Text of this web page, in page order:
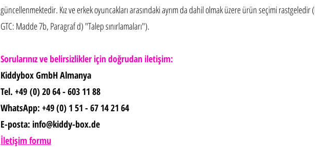
güncellenmektedir. Kız ve erkek oyuncakları arasındaki ayrım da dahil olmak üzere ürün seçimi
GTC: Madde 7b, Paragraf d) "Talep sınırlamaları").
Sorularınız ve belirsizlikler için doğrudan iletişim:
Kiddybox GmbH Almanya
Tel. +49 (0) 20 64 - 603 11 88
WhatsApp: +49 (0) 1 51 - 67 14 21 64
E-posta: info@kiddy-box.de
İletişim formu